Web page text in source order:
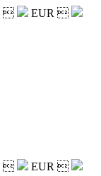
 EUR 
 EUR 